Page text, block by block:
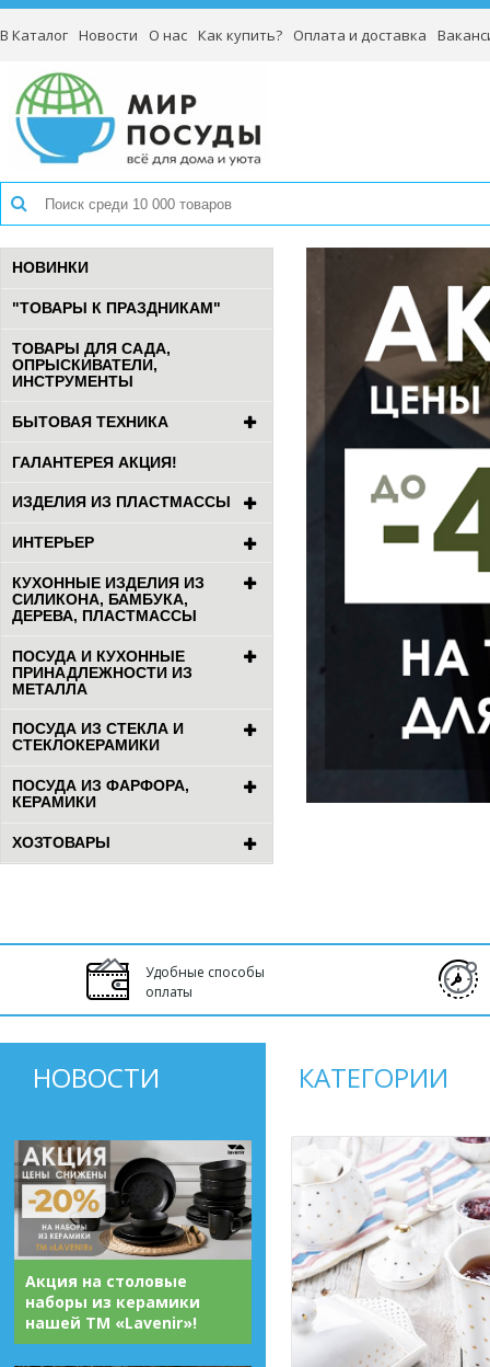
В Каталог Новости О нас Как купить? Оплата и доставка
НОВИНКИ
"ТОВАРЫ К ПРАЗДНИКАМ"
ТОВАРЫ ДЛЯ САДА,
ОПРЫСКИВАТЕЛИ,
ИНСТРУМЕНТЫ
БЫТОВАЯ ТЕХНИКА
ГАЛАНТЕРЕЯ АКЦИЯ!
ИЗДЕЛИЯ ИЗ ПЛАСТМАССЫ
ИНТЕРЬЕР
КУХОННЫЕ ИЗДЕЛИЯ ИЗ
СИЛИКОНА, БАМБУКА,
ДЕРЕВА, ПЛАСТМАССЫ
ПОСУДА И КУХОННЫЕ
ПРИНАДЛЕЖНОСТИ ИЗ
МЕТАЛЛА
ПОСУДА ИЗ СТЕКЛА И
СТЕКЛОКЕРАМИКИ
ПОСУДА ИЗ ФАРФОРА,
КЕРАМИКИ
ХОЗТОВАРЫ
Удобные способы
оплаты
НОВОСТИ
Акция на столовые
наборы из керамики
нашей ТМ «Lavenir»!
КАТЕГОРИИ